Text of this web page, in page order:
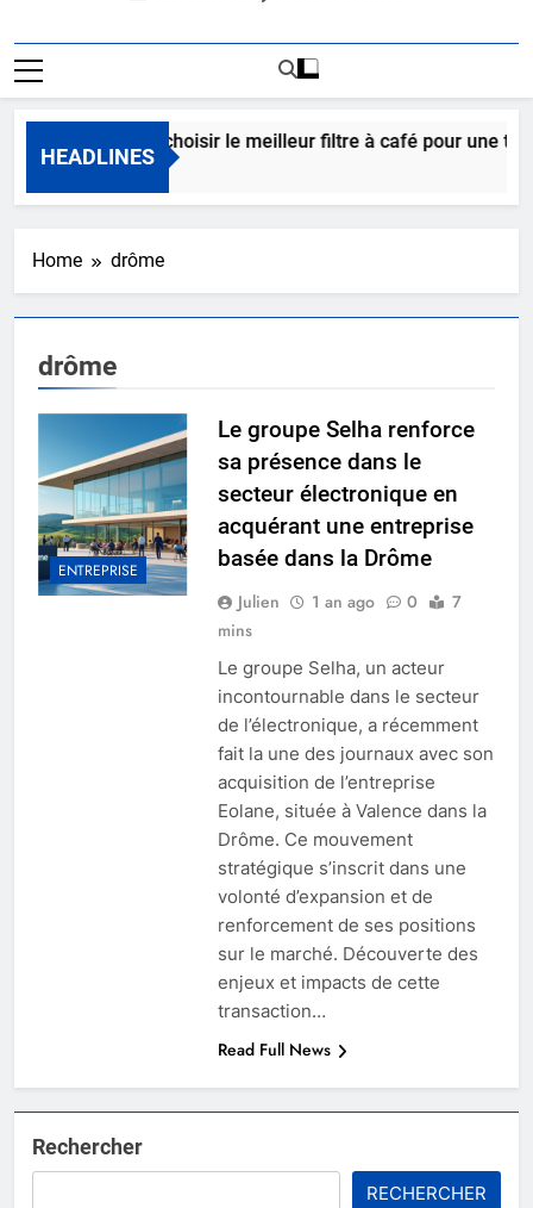
HEADLINES
Comment choisir le meilleur filtre à café pour une
3 Jours Ago
Home drôme
drôme
ENTREPRISE
Le groupe Selha renforce
sa présence dans le
secteur électronique en
acquérant une entreprise
basée dans la Drôme
Julien 1 an ago 0
7
mins
Le groupe Selha, un acteur
incontournable dans le secteur
de l’électronique, a récemment
fait la une des journaux avec son
acquisition de l’entreprise
Eolane, située à Valence dans la
Drôme. Ce mouvement
stratégique s’inscrit dans une
volonté d’expansion et de
renforcement de ses positions
sur le marché. Découverte des
enjeux et impacts de cette
transaction…
Read Full News
Rechercher
RECHERCHER